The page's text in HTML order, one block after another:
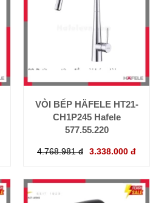
VÒI BẾP HÄFELE HT21-
CH1P245 Hafele
577.55.220
4.768.981 đ 3.338.000 đ